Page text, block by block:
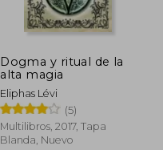
Dogma y ritual de la
alta magia
Eliphas Lévi
(5)
Multilibros, 2017, Tapa
Blanda, Nuevo